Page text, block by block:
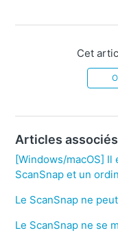
Cet
Articles associés
[Windows/macOS]
ScanSnap et un
Le ScanSnap ne
Le ScanSnap ne se